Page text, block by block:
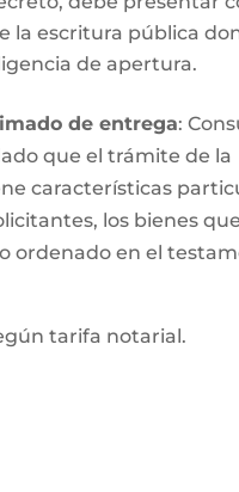
la escritura pública
de apertura.
de entrega:
que el trámite de la
características
los bienes
ordenado en el
tarifa notarial.